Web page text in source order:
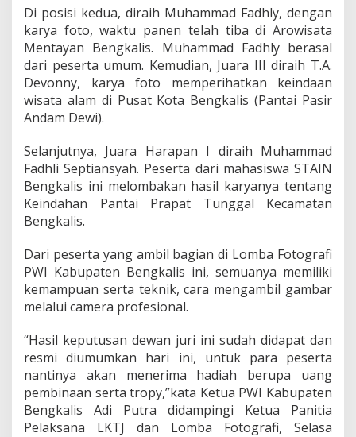
Di posisi kedua, diraih Muhammad Fadhly, dengan
karya foto, waktu panen telah tiba di Arowisata
Mentayan Bengkalis. Muhammad Fadhly berasal
dari peserta umum. Kemudian, Juara III diraih T.A.
Devonny, karya foto memperihatkan keindaan
wisata alam di Pusat Kota Bengkalis (Pantai Pasir
Andam Dewi).
Selanjutnya, Juara Harapan I diraih Muhammad
Fadhli Septiansyah. Peserta dari mahasiswa STAIN
Bengkalis ini melombakan hasil karyanya tentang
Keindahan Pantai Prapat Tunggal Kecamatan
Bengkalis.
Dari peserta yang ambil bagian di Lomba Fotografi
PWI Kabupaten Bengkalis ini, semuanya memiliki
kemampuan serta teknik, cara mengambil gambar
melalui camera profesional.
“Hasil keputusan dewan juri ini sudah didapat dan
resmi diumumkan hari ini, untuk para peserta
nantinya akan menerima hadiah berupa uang
pembinaan serta tropy,”kata Ketua PWI Kabupaten
Bengkalis Adi Putra didampingi Ketua Panitia
Pelaksana LKTJ dan Lomba Fotografi, Selasa